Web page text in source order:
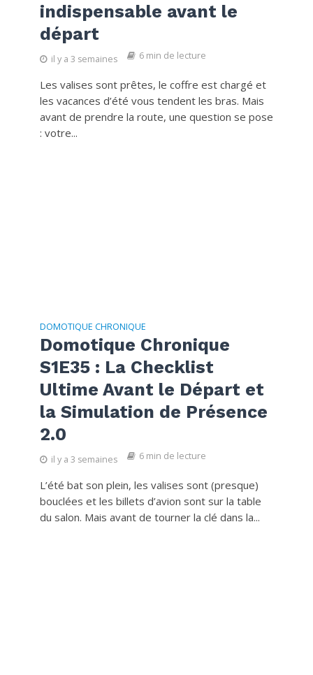
indispensable avant le
départ
il y a 3 semaines 6 min de lecture
Les valises sont prêtes, le coffre est chargé et
les vacances d’été vous tendent les bras. Mais
avant de prendre la route, une question se pose
: votre...
DOMOTIQUE CHRONIQUE
Domotique Chronique
S1E35 : La Checklist
Ultime Avant le Départ et
la Simulation de Présence
2.0
il y a 3 semaines 6 min de lecture
L’été bat son plein, les valises sont (presque)
bouclées et les billets d’avion sont sur la table
du salon. Mais avant de tourner la clé dans la...